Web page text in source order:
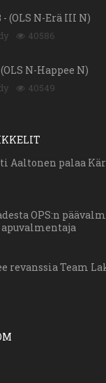
- (OLS N-Erä III N)
40586
(OLS N-Happee N)
40549
Aaltonen palaa
OPS:n
apuvalmentaja
revanssia Team